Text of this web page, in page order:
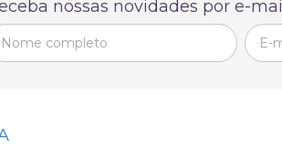
nossas novidades por e-mail